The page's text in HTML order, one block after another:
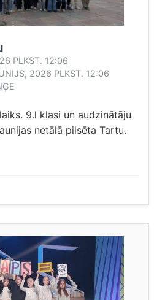
PLKST. 12:06
2026 PLKST. 12:06
9.l klasi un audzinātāju
netālā pilsēta Tartu.